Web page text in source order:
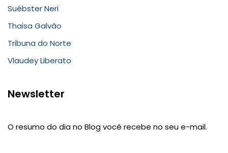
Suébster Neri
Thaisa Galvão
Tribuna do Norte
Vlaudey Liberato
Newsletter
O resumo do dia no Blog você recebe no seu e-mail.